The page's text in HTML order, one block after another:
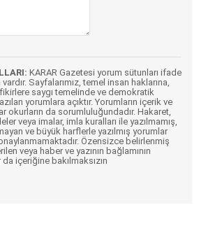
KARAR Gazetesi yorum sütunları ifade
Sayfalarımız, temel insan haklarına,
saygı temelinde ve demokratik
yorumlara açıktır. Yorumların içerik ve
okurların da sorumluluğundadır. Hakaret,
veya imalar, imla kuralları ile yazılmamış,
ve büyük harflerle yazılmış yorumlar
Özensizce belirlenmiş
veya haber ve yazının bağlamının
da içeriğine bakılmaksızın